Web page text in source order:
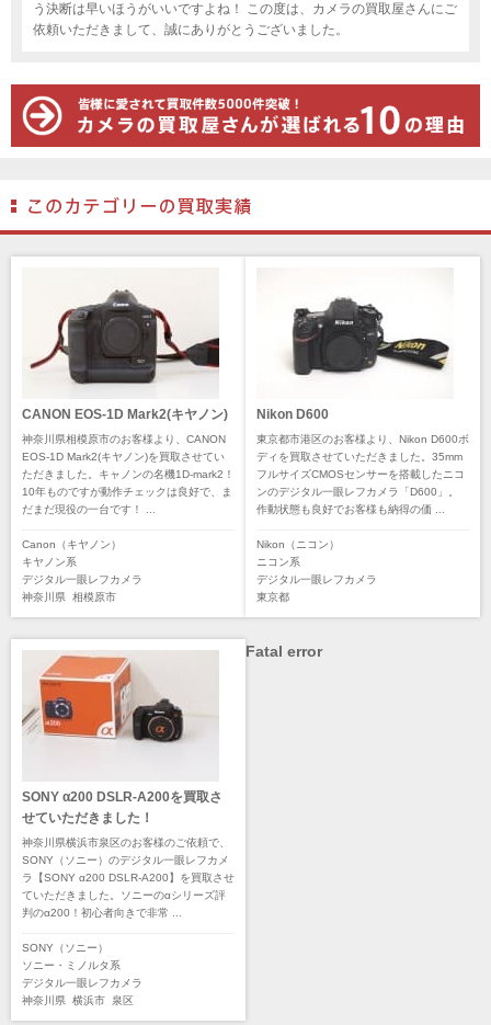
う決断は早いほうがいいですよね！ この度は、カメラの買取屋さんにご
依頼いただきまして、誠にありがとうございました。
CANON EOS-1D Mark2(キヤノン)
神奈川県相模原市のお客様より、CANON
EOS-1D Mark2(キヤノン)を買取させてい
ただきました。キャノンの名機1D-mark2！
10年ものですが動作チェックは良好で、ま
だまだ現役の一台です！ ...
Canon（キヤノン）
キヤノン系
デジタル一眼レフカメラ
神奈川県 相模原市
Nikon D600
東京都市港区のお客様より、Nikon D600ボ
ディを買取させていただきました。35mm
フルサイズCMOSセンサーを搭載したニコ
ンのデジタル一眼レフカメラ「D600」。
作動状態も良好でお客様も納得の価 ...
Nikon（ニコン）
ニコン系
デジタル一眼レフカメラ
東京都
SONY α200 DSLR-A200を買取さ
せていただきました！
神奈川県横浜市泉区のお客様のご依頼で、
SONY（ソニー）のデジタル一眼レフカメ
ラ【SONY α200 DSLR-A200】を買取させ
ていただきました。ソニーのαシリーズ評
判のα200！初心者向きで非常 ...
SONY（ソニー）
ソニー・ミノルタ系
デジタル一眼レフカメラ
神奈川県 横浜市 泉区
Fatal error